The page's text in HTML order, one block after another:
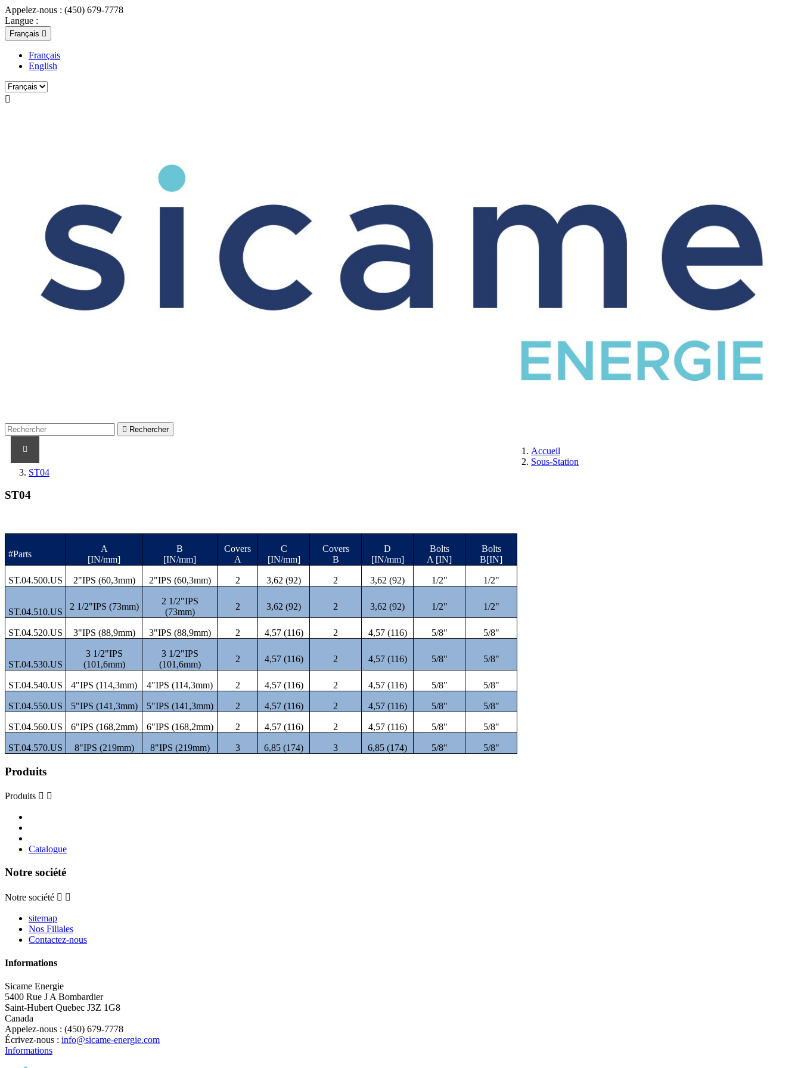
Appelez-nous : (450) 679-7778
Langue :
Français 
Français
English

 Rechercher
Accueil
Sous-Station
ST04
ST04
#Parts
A
[IN/mm]
B
[IN/mm]
Covers
A
C
[IN/mm]
Covers
B
D
[IN/mm]
Bolts
A [IN]
Bolts
B[IN]
ST.04.500.US 2"IPS (60,3mm) 2"IPS (60,3mm) 2 3,62 (92) 2 3,62 (92) 1/2" 1/2"
ST.04.510.US
2 1/2"IPS (73mm)
2 1/2"IPS
(73mm)
2 3,62 (92) 2 3,62 (92) 1/2" 1/2"
ST.04.520.US 3"IPS (88,9mm) 3"IPS (88,9mm) 2 4,57 (116) 2 4,57 (116) 5/8" 5/8"
ST.04.530.US
3 1/2"IPS
(101,6mm)
3 1/2"IPS
(101,6mm)
2 4,57 (116) 2 4,57 (116) 5/8" 5/8"
ST.04.540.US 4"IPS (114,3mm) 4"IPS (114,3mm) 2 4,57 (116) 2 4,57 (116) 5/8" 5/8"
ST.04.550.US 5"IPS (141,3mm) 5"IPS (141,3mm) 2 4,57 (116) 2 4,57 (116) 5/8" 5/8"
ST.04.560.US 6"IPS (168,2mm) 6"IPS (168,2mm) 2 4,57 (116) 2 4,57 (116) 5/8" 5/8"
ST.04.570.US 8"IPS (219mm) 8"IPS (219mm) 3 6,85 (174) 3 6,85 (174) 5/8" 5/8"
Produits
Produits  
Catalogue
Notre société
Notre société  
sitemap
Nos Filiales
Contactez-nous
Informations
Sicame Energie
5400 Rue J A Bombardier
Saint-Hubert Quebec J3Z 1G8
Canada
Appelez-nous : (450) 679-7778
Écrivez-nous : info@sicame-energie.com
Informations